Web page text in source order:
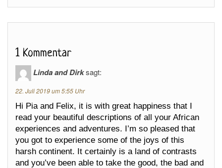
1 Kommentar
Linda and Dirksagt:
22. Juli 2019 um 5:55 Uhr
Hi Pia and Felix, it is with great happiness that I
read your beautiful descriptions of all your African
experiences and adventures. I’m so pleased that
you got to experience some of the joys of this
harsh continent. It certainly is a land of contrasts
and you’ve been able to take the good, the bad and